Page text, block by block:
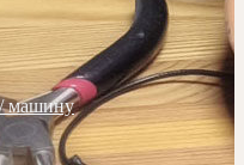
/ машину